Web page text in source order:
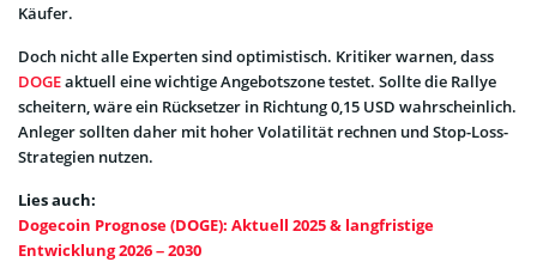
Käufer.
Doch nicht alle Experten sind optimistisch. Kritiker warnen, dass
DOGEaktuell eine wichtige Angebotszone testet. Sollte die Rallye
scheitern, wäre ein Rücksetzer in Richtung 0,15 USD wahrscheinlich.
Anleger sollten daher mit hoher Volatilität rechnen und Stop-Loss-
Strategien nutzen.
Lies auch:
Dogecoin Prognose (DOGE): Aktuell 2025 & langfristige
Entwicklung 2026 – 2030